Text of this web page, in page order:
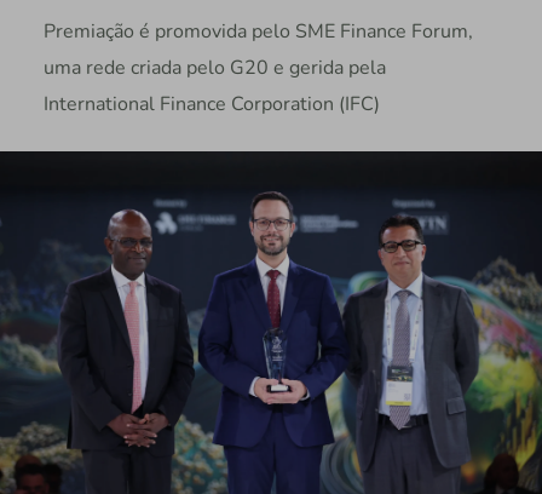
Premiação é promovida pelo SME Finance Forum,
uma rede criada pelo G20 e gerida pela
International Finance Corporation (IFC)